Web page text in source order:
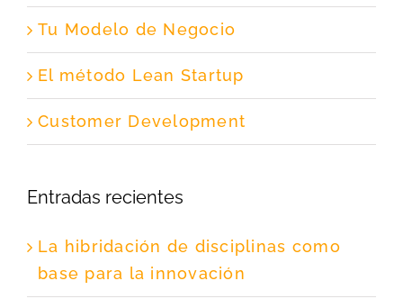
Tu Modelo de Negocio
El método Lean Startup
Customer Development
Entradas recientes
La hibridación de disciplinas como
base para la innovación